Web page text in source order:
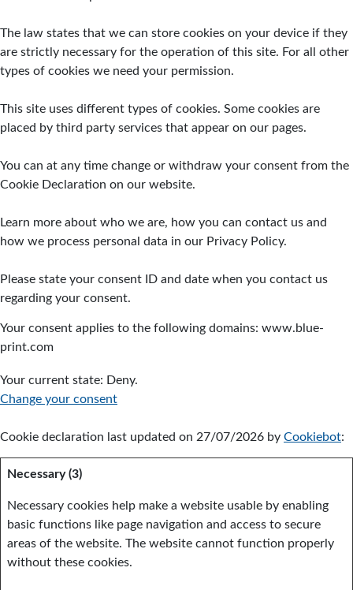
The law states that we can store cookies on your device if they
are strictly necessary for the operation of this site. For all other
types of cookies we need your permission.
This site uses different types of cookies. Some cookies are
placed by third party services that appear on our pages.
You can at any time change or withdraw your consent from the
Cookie Declaration on our website.
Learn more about who we are, how you can contact us and
how we process personal data in our Privacy Policy.
Please state your consent ID and date when you contact us
regarding your consent.
Your consent applies to the following domains: www.blue-
print.com
Your current state: Deny.
Change your consent
Cookie declaration last updated on 27/07/2026 by Cookiebot:
Necessary (3)
Necessary cookies help make a website usable by enabling
basic functions like page navigation and access to secure
areas of the website. The website cannot function properly
without these cookies.